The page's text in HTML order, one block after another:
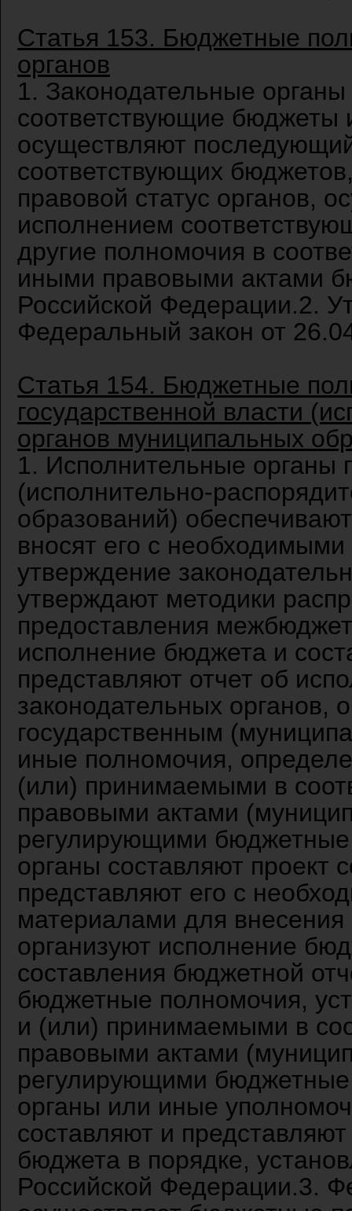
Статья 153. Бюджетные
органов
1. Законодательные
соответствующие бюджеты
осуществляют
соответствующих
правовой статус органов,
исполнением
другие полномочия в
иными правовыми актами
Российской Федерации.2.
Федеральный закон от
Статья 154. Бюджетные
государственной власти
органов муниципальных
1. Исполнительные органы
(исполнительно-
образований)
вносят его с
утверждение
утверждают методики
предоставления
исполнение бюджета и
представляют отчет об
законодательных органов,
государственным
иные полномочия,
(или) принимаемыми в
правовыми актами
регулирующими
органы составляют проект
представляют его с
материалами для внесения
организуют исполнение
составления бюджетной
бюджетные полномочия,
и (или) принимаемыми в
правовыми актами
регулирующими
органы или иные
составляют и
бюджета в порядке,
Российской Федерации.3.